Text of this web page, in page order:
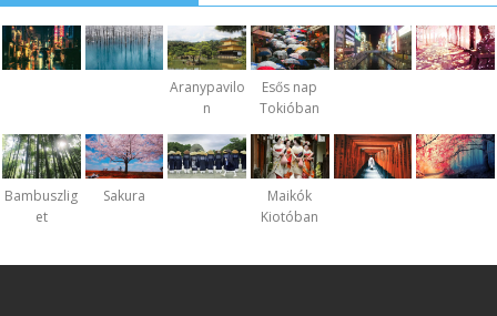
Aranypavilo
n
Esős nap
Tokióban
Bambuszlig
et
Sakura
Maikók
Kiotóban